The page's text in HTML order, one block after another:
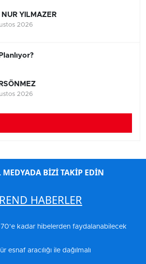
NUR YILMAZER
2026
2026
MEDYADA BİZİ TAKİP EDİN
HABERLER
kadar hibelerden faydalanabilecek
esnaf aracılığı ile dağılmalı